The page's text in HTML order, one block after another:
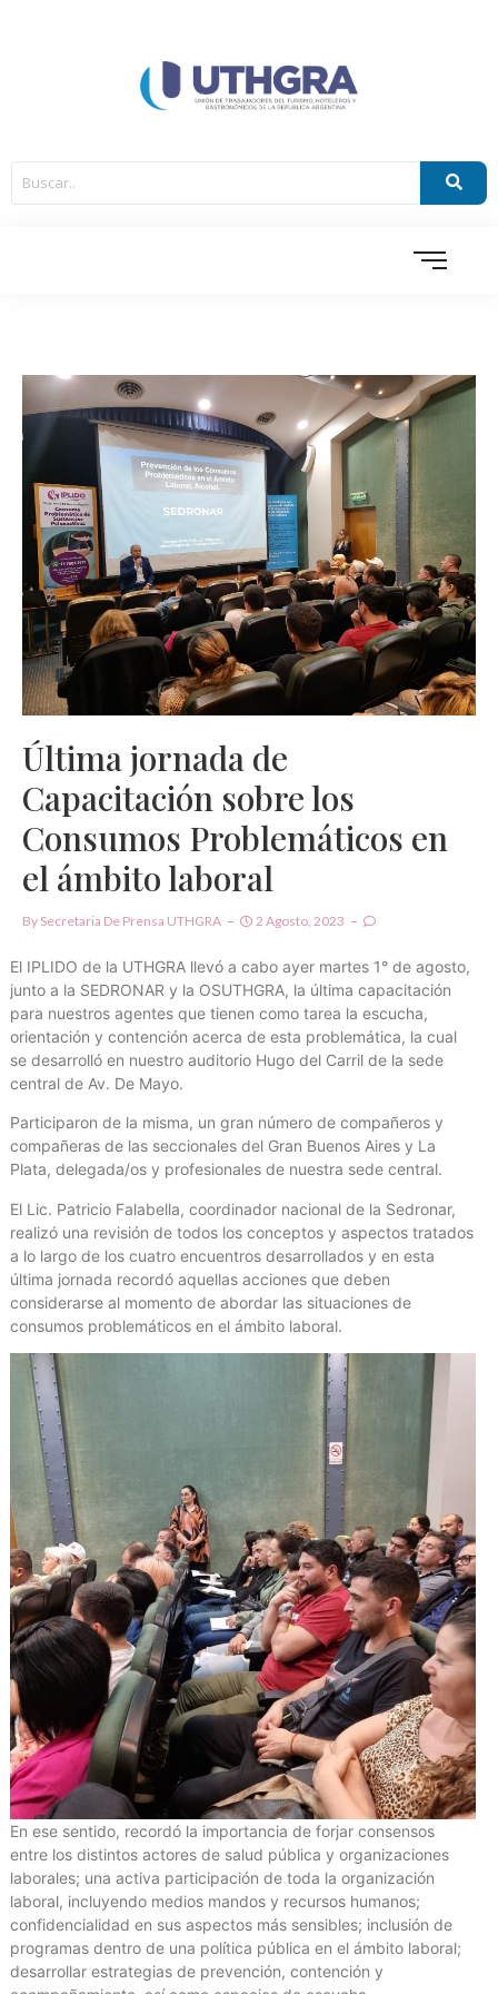
Última jornada de
Capacitación sobre los
Consumos Problemáticos en
el ámbito laboral
By Secretaria De Prensa UTHGRA 2 Agosto, 2023
El IPLIDO de la UTHGRA llevó a cabo ayer martes 1° de agosto,
junto a la SEDRONAR y la OSUTHGRA, la última capacitación
para nuestros agentes que tienen como tarea la escucha,
orientación y contención acerca de esta problemática, la cual
se desarrolló en nuestro auditorio Hugo del Carril de la sede
central de Av. De Mayo.
Participaron de la misma, un gran número de compañeros y
compañeras de las seccionales del Gran Buenos Aires y La
Plata, delegada/os y profesionales de nuestra sede central.
El Lic. Patricio Falabella, coordinador nacional de la Sedronar,
realizó una revisión de todos los conceptos y aspectos tratados
a lo largo de los cuatro encuentros desarrollados y en esta
última jornada recordó aquellas acciones que deben
considerarse al momento de abordar las situaciones de
consumos problemáticos en el ámbito laboral.
En ese sentido, recordó la importancia de forjar consensos
entre los distintos actores de salud pública y organizaciones
laborales; una activa participación de toda la organización
laboral, incluyendo medios mandos y recursos humanos;
confidencialidad en sus aspectos más sensibles; inclusión de
programas dentro de una política pública en el ámbito laboral;
desarrollar estrategias de prevención, contención y